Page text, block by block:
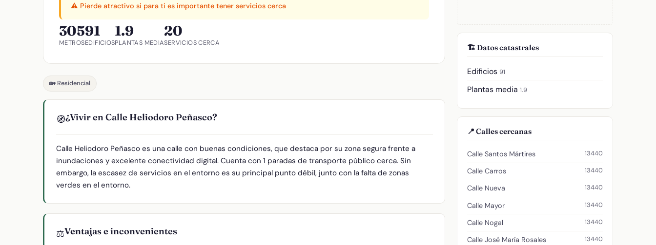
⚠️ Pierde atractivo si para ti es importante tener servicios cerca
305
METROS
91
EDIFICIOS
1.9
PLANTAS MEDIA
20
SERVICIOS CERCA
🏡 Residencial
🧭¿Vivir en Calle Heliodoro Peñasco?
Calle Heliodoro Peñasco es una calle con buenas condiciones, que destaca por su zona segura frente a
inundaciones y excelente conectividad digital. Cuenta con 1 paradas de transporte público cerca. Sin
embargo, la escasez de servicios en el entorno es su principal punto débil, junto con la falta de zonas
verdes en el entorno.
⚖️Ventajas e inconvenientes
🏗️ Datos catastrales
Edificios 91
Plantas media 1.9
📍 Calles cercanas
Calle Santos Mártires 13440
Calle Carros 13440
Calle Nueva 13440
Calle Mayor 13440
Calle Nogal 13440
Calle José María Rosales 13440